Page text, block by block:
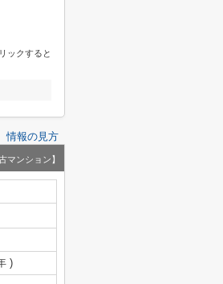
ックすると
情報の見方
マンション】
)